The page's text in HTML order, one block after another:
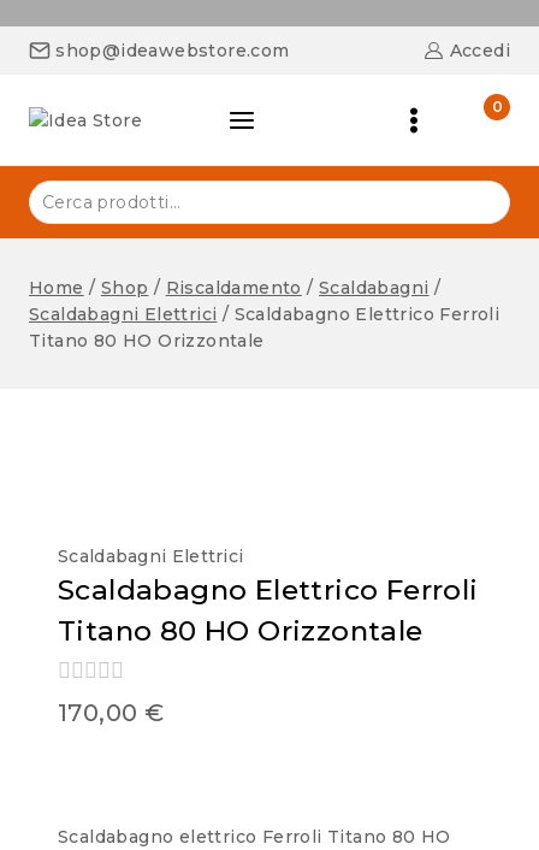
shop@ideawebstore.com Accedi
0
Home / Shop / Riscaldamento / Scaldabagni /
Scaldabagni Elettrici / Scaldabagno Elettrico Ferroli
Titano 80 HO Orizzontale
Scaldabagni Elettrici
Scaldabagno Elettrico Ferroli
Titano 80 HO Orizzontale
0
out
170,00 €
Scaldabagno elettrico Ferroli Titano 80 HO